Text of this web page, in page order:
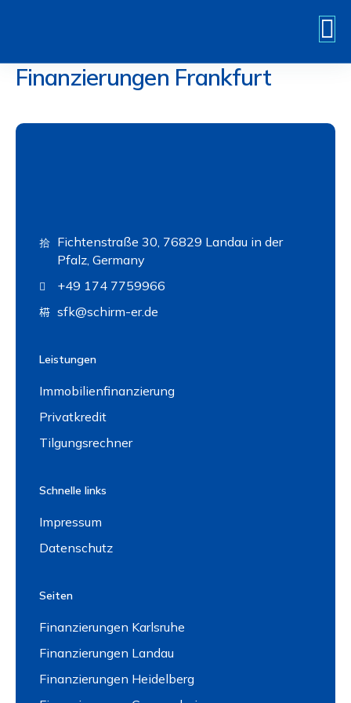
Finanzierungen Frankfurt
Fichtenstraße 30, 76829 Landau in der
Pfalz, Germany
+49 174 7759966
sfk@schirm-er.de
Leistungen
Immobilienfinanzierung
Privatkredit
Tilgungsrechner
Schnelle links
Impressum
Datenschutz
Seiten
Finanzierungen Karlsruhe
Finanzierungen Landau
Finanzierungen Heidelberg